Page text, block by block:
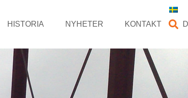
HISTORIA NYHETER KONTAKT